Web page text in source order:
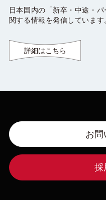
日本国内の「新卒・中途・
関する情報を発信しています
詳細はこちら
お問
採